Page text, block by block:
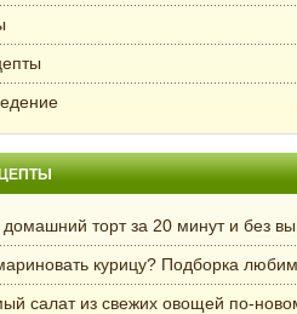
домашний торт за 20 минут и без
курицу? Подборка
салат из свежих овощей по-